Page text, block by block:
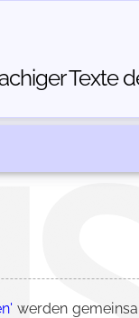
Texte
werden